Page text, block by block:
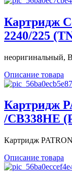
Картридж
2240/225
неоригинальный,
Описание товара
Картридж
/CB338HE
Картридж
Описание товара